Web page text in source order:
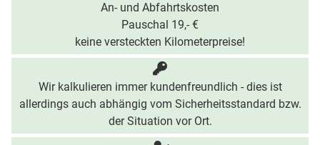
An- und Abfahrtskosten
Pauschal 19,- €
keine versteckten Kilometerpreise!
Wir kalkulieren immer kundenfreundlich - dies ist
allerdings auch abhängig vom Sicherheitsstandard bzw.
der Situation vor Ort.